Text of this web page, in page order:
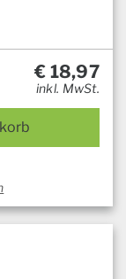
€ 18,97
inkl. MwSt.